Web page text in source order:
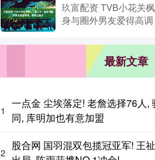
玖富配资 TVB小花关
身与圈外男友爱得高
最新文章
1
一点金 尘埃落定! 老詹选择76人,
同, 库明加也有意加盟
2
股合网 国羽混双包揽冠亚军! 王